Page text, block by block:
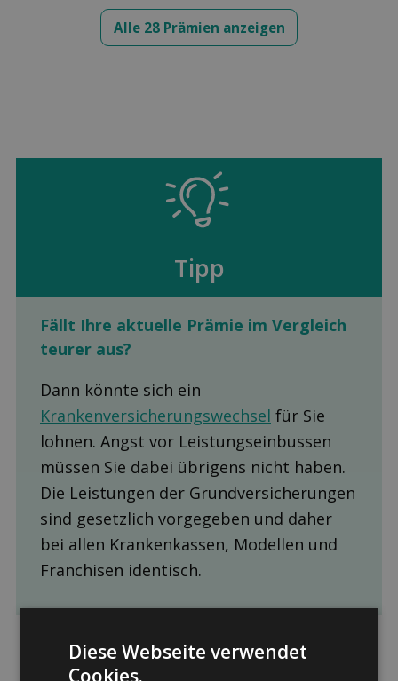
Alle 28 Prämien anzeigen
Tipp
Fällt Ihre aktuelle Prämie im Ver­gleich
teurer aus?
Dann könnte sich ein
Krankenversicherungswechsel für Sie
lohnen. Angst vor Leistungseinbussen
müssen Sie dabei übrigens nicht haben.
Die Leistungen der Grundversicherungen
sind gesetzlich vorgegeben und daher
bei allen Krankenkassen, Modellen und
Franchisen identisch.
Diese Webseite verwendet
Cookies.